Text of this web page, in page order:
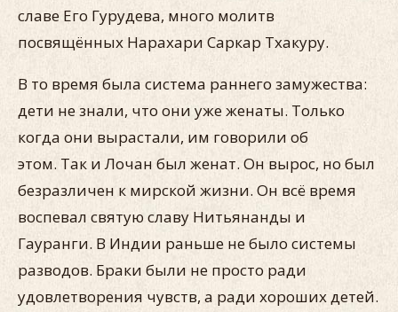
славе Его Гурудева, много молитв
посвящённых Нарахари Саркар Тхакуру.
В то время была система раннего замужества:
дети не знали, что они уже женаты. Только
когда они вырастали, им говорили об
этом. Так и Лочан был женат. Он вырос, но был
безразличен к мирской жизни. Он всё время
воспевал святую славу Нитьянанды и
Гауранги. В Индии раньше не было системы
разводов. Браки были не просто ради
удовлетворения чувств, а ради хороших детей.